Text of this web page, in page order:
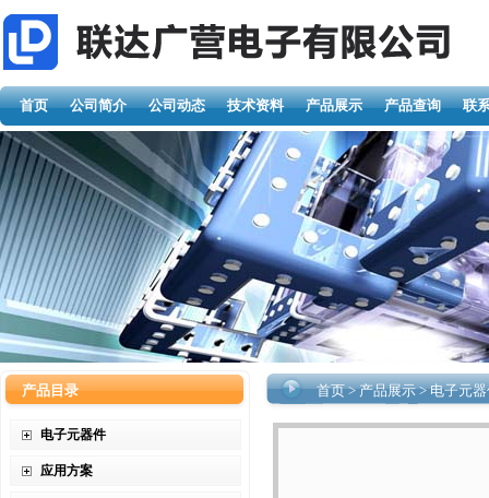
首页 公司简介 公司动态 技术资料 产品展示 产品查询 联
产品目录
电子元器件
应用方案
首页>产品展示>电子元